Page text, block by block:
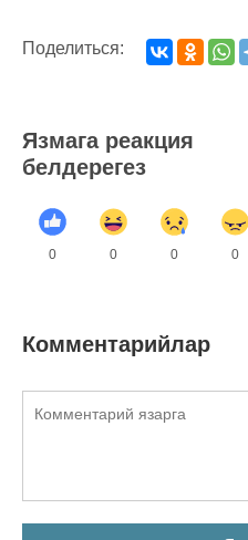
Поделиться:
Язмага реакция
белдерегез
0 0 0 0
Комментарийлар